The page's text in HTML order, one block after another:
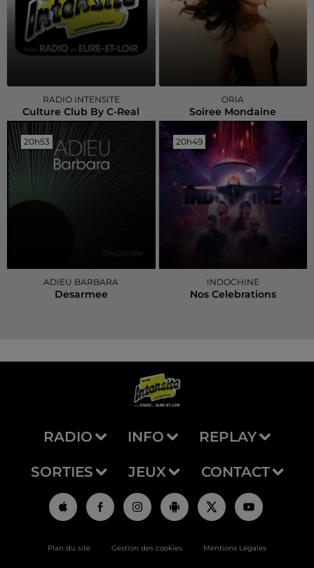
RADIO INTENSITE
Culture Club By C-Real
ORIA
Soiree Mondaine
20h53
20h53
ADIEU BARBARA
Desarmee
20h49
20h49
INDOCHINE
Nos Celebrations
RADIO INFO REPLAY
SORTIES JEUX CONTACT
Plan du site Gestion des cookies Mentions Légales